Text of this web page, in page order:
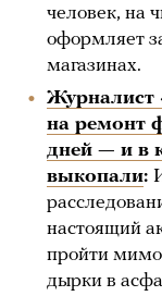
человек, на
оформляет
магазинах.
Журналист
на ремонт
дней — и в
выкопали:
настоящий
пройти
дырки в